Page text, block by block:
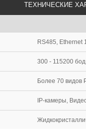
ТЕХНИЧЕСКИЕ
RS485, Ethernet
300 - 115200
Более 70 видов
IP-камеры,